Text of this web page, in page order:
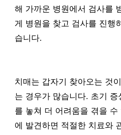
해 가까운 병원에서 검사를
게 병원을 찾고 검사를 진행
습니다.
치매는 갑자기 찾아오는 것
는 경우가 많습니다. 초기 증
를 놓쳐 더 어려움을 겪을 수
에 발견하면 적절한 치료와